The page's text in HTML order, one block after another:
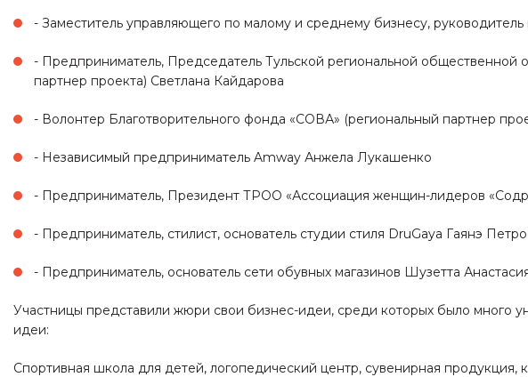
- Заместитель управляющего по малому и среднему бизнесу,
- Предприниматель, Председатель Тульской региональной
партнер проекта) Светлана Кайдарова
- Волонтер Благотворительного фонда «СОВА» (региональный партнер
- Независимый предприниматель Amway Анжела Лукашенко
- Предприниматель, Президент ТРОО «Ассоциация женщин-лидеров
- Предприниматель, стилист, основатель студии стиля DruGaya Гаянэ
- Предприниматель, основатель сети обувных магазинов Шузетта
Участницы представили жюри свои бизнес-идеи, среди которых было много
идеи:
Спортивная школа для детей, логопедический центр, сувенирная